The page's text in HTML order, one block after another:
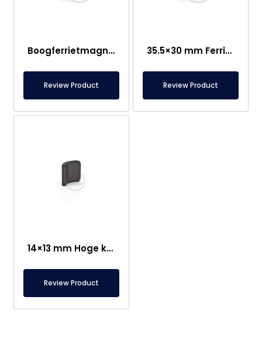
Boogferrietmagneet 35,5 × 40 mm
Review Product
35.5×30 mm Ferriet Boogmagneet
Review Product
14×13 mm Hoge kwaliteit Ferriet Motor Boogmagneet
Review Product